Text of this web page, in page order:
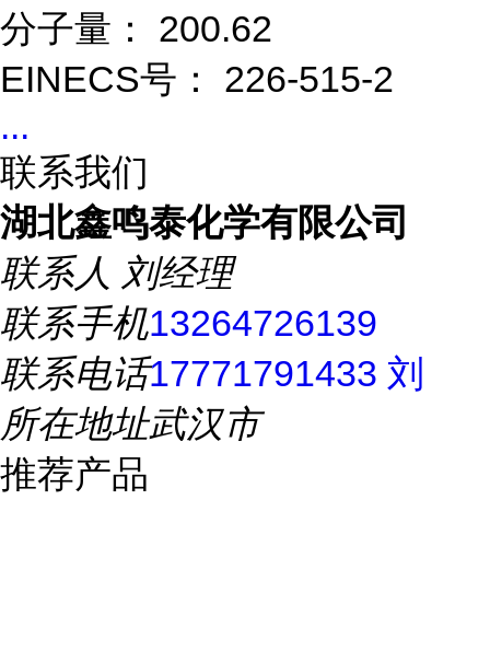
分子量： 200.62
EINECS号： 226-515-2
...
联系我们
湖北鑫鸣泰化学有限公司
联系人 刘经理
联系手机13264726139
联系电话17771791433 刘
所在地址武汉市
推荐产品